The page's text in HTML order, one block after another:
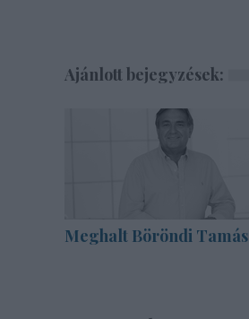
Ajánlott bejegyzések:
Meghalt Böröndi Tamás